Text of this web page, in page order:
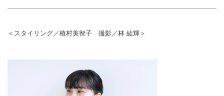
＜スタイリング／植村美智子 撮影／林 紘輝＞